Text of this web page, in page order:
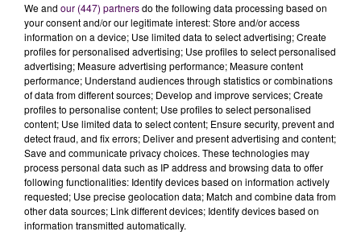
We and our (447) partnersdo the following data processing based on
your consent and/or our legitimate interest: Store and/or access
information on a device; Use limited data to select advertising; Create
profiles for personalised advertising; Use profiles to select personalised
advertising; Measure advertising performance; Measure content
performance; Understand audiences through statistics or combinations
of data from different sources; Develop and improve services; Create
profiles to personalise content; Use profiles to select personalised
content; Use limited data to select content; Ensure security, prevent and
detect fraud, and fix errors; Deliver and present advertising and content;
Save and communicate privacy choices. These technologies may
process personal data such as IP address and browsing data to offer
following functionalities: Identify devices based on information actively
requested; Use precise geolocation data; Match and combine data from
other data sources; Link different devices; Identify devices based on
information transmitted automatically.